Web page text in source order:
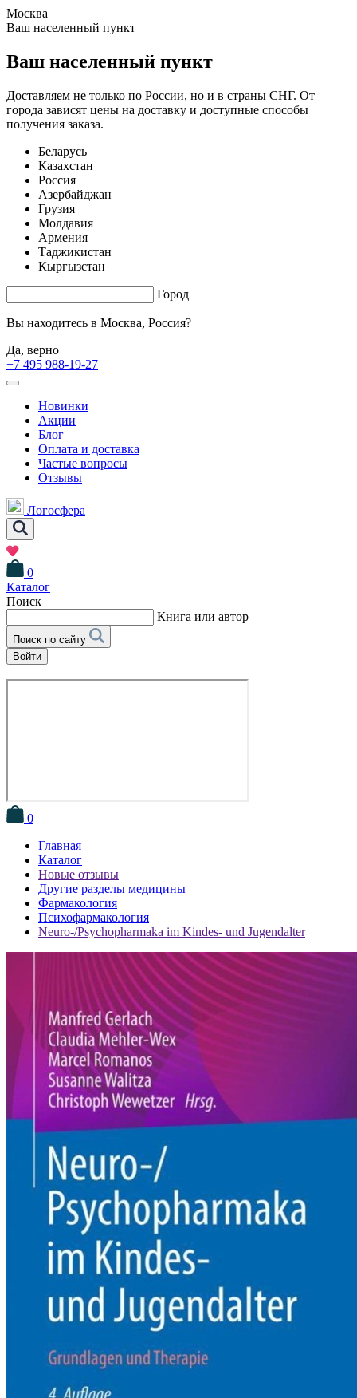
Москва
Ваш населенный пункт
Ваш населенный пункт
Доставляем не только по России, но и в страны СНГ. От
города зависят цены на доставку и доступные способы
получения заказа.
Беларусь
Казахстан
Россия
Азербайджан
Грузия
Молдавия
Армения
Таджикистан
Кыргызстан
Город
Вы находитесь в Москва, Россия?
Да, верно
+7 495 988-19-27
Новинки
Акции
Блог
Оплата и доставка
Частые вопросы
Отзывы
Логосфера
0
Каталог
Поиск
Книга или автор
Поиск по сайту
Войти
0
Главная
Каталог
Новые отзывы
Другие разделы медицины
Фармакология
Психофармакология
Neuro-/Psychopharmaka im Kindes- und Jugendalter